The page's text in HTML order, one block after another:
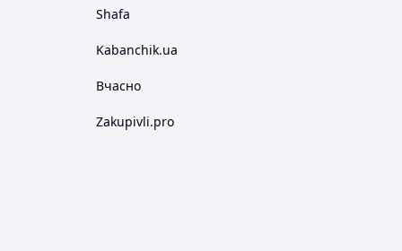
Shafa
Kabanchik.ua
Вчасно
Zakupivli.pro